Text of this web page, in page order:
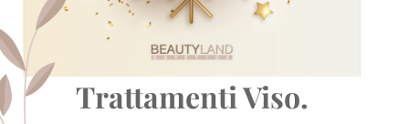
Trattamenti Viso.